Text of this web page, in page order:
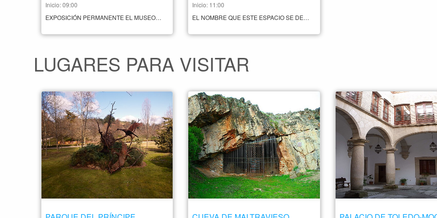
Inicio: 09:00
EXPOSICIÓN PERMANENTE EL MUSEO DE CÁCERES CUENTA EN SU EXPOSICIÓN PERMANENTE CON VARIAS SECCIONES: SECCIÓN ARQUEOLOGÍA SECCIÓN ETNOGRAFÍA SECCIÓN BELLAS ARTES ALJIBE ANDALUSÍ HORARIO MARTES A VIERNES: 9,00 A 15,00 16,00 A 20,00 SÁBADOS Y FESTIVOS 10,00 A 15,00 16,00 A 20,00 DOMINGOS 10,30 A 15,00 VISITAS GUIADAS RESERVA EN MUSEODECACERES.EDUCACION@GMAIL.COM PRECIO CONTACTO +34 927 01 08 77
Inicio: 11:00
EL NOMBRE QUE ESTE ESPACIO SE DEBE A QUE SU CONSTRUCCIÓN SOBRE UN ANTIGUO LAVADERO DEL SIGLO XVI FUE UN ENCARGO DE LA FAMILIA MARÍN PEDRILLA. ACTUALMENTE PERTENECE A LA DIPUTACIÓN PROVINCIAL DE CÁCERES. ESTE MUSEO HACE UN REPASO POR LAS OBRAS DE ARTISTAS DE LOS SIGLOS XIX Y XX. SU OBJETIVO ES MOSTRAR LA HISTORIA RECIENTE DE CÁCERES. CABE DESTACAR QUE LOS JARDINES QUE HAY EN EL EXTERIOR DE LA CASA SON PRECIOSOS, DONDE INCLUSO SE REALIZAN CONCIERTOS GRATUITOS DURANTE LA ÉPOCA ESTIVAL. HORARIO MARTES A SÁBADO 11.00 A 14.00 17.00 A 20.00 DOMINGOS 11.00 A 14.00 PRECIO ENTRADA GRATUITA CONTACTO +34 927 24 16 33
LUGARES PARA VISITAR